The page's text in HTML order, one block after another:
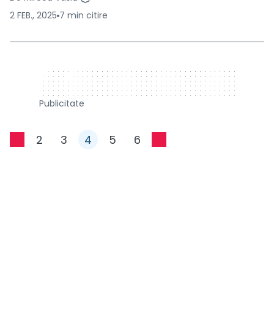
2 FEB., 2025 7 min citire
320 x 50
Publicitate
2 3 4 5 6